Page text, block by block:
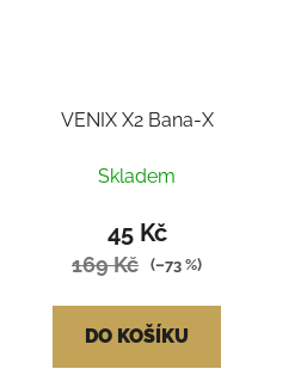
VENIX X2 Bana-X
Skladem
45 Kč
169 Kč (–73 %)
DO KOŠÍKU